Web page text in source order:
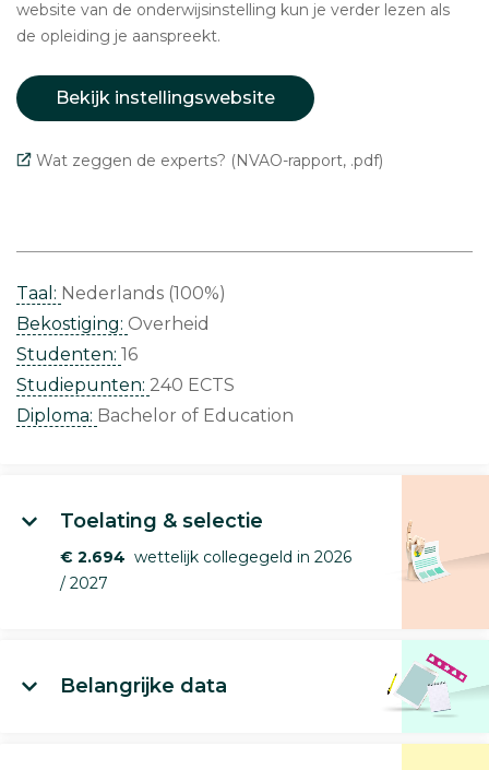
website van de onderwijsinstelling kun je verder lezen als
de opleiding je aanspreekt.
Bekijk instellingswebsite
Wat zeggen de experts? (NVAO-rapport, .pdf)
Taal: Nederlands (100%)
Bekostiging: Overheid
Studenten: 16
Studiepunten: 240 ECTS
Diploma: Bachelor of Education
Toelating & selectie
€ 2.694 wettelijk collegegeld in 2026
/ 2027
Belangrijke data